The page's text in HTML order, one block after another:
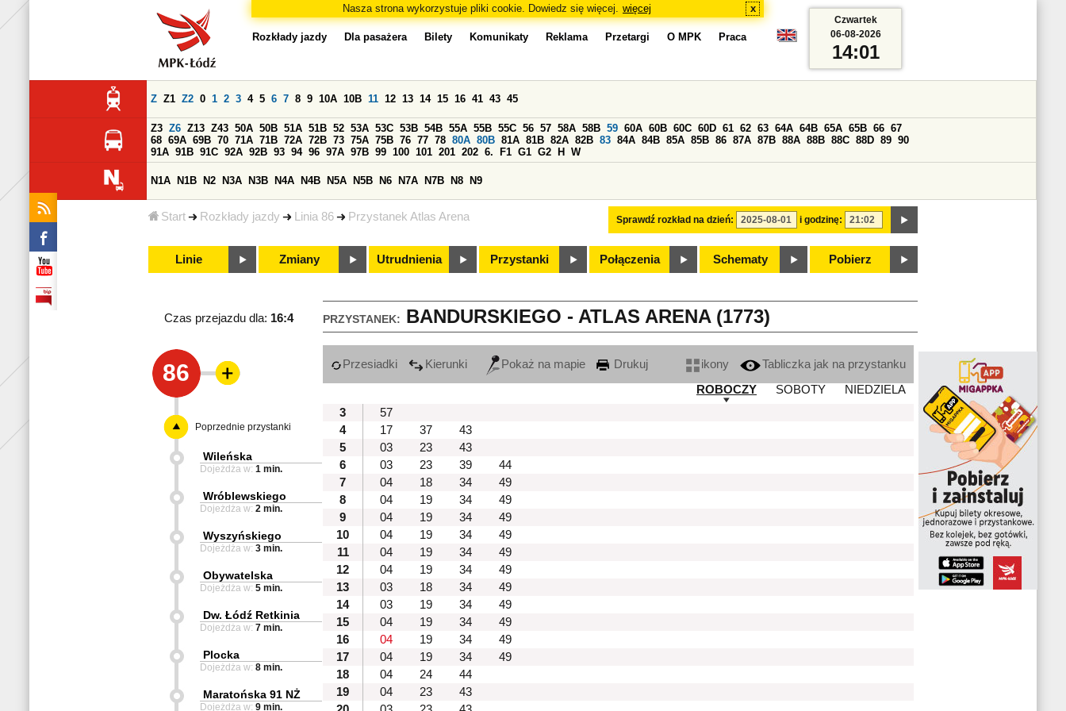
Nasza strona wykorzystuje pliki cookie. Dowiedz się więcej. więcej x
Start Rozkłady jazdy Linia 86 Przystanek Atlas Arena
Rozkłady jazdy Dla pasażera Bilety Komunikaty Reklama Przetargi O MPK Praca
Sprawdź rozkład na dzień: i godzinę:
Z Z1 Z2 0 1 2 3 4 5 6 7 8 9 10A 10B 11 12 13 14 15 16 41 43 45
Z3 Z6 Z13 Z43 50A 50B 51A 51B 52 53A 53C 53B 54B 55A 55B 55C 56 57 58A 58B 59 60A 60B 60C 60D 61 62 63 64A 64B 65A 65B 66 67
68 69A 69B 70 71A 71B 72A 72B 73 75A 75B 76 77 78 80A 80B 81A 81B 82A 82B 83 84A 84B 85A 85B 86 87A 87B 88A 88B 88C 88D 89 90
91A 91B 91C 92A 92B 93 94 96 97A 97B 99 100 101 201 202 6. F1 G1 G2 H W
N1A N1B N2 N3A N3B N4A N4B N5A N5B N6 N7A N7B N8 N9
Linie Zmiany Utrudnienia Przystanki Połączenia Schematy Pobierz
Czwartek
06-08-2026
14:01
PRZYSTANEK: BANDURSKIEGO - ATLAS ARENA (1773)
Czas przejazdu dla: 16:4
86 Przesiadki Kierunki Pokaż na mapie Drukuj ikony
Tabliczka jak na przystanku
ROBOCZY
SOBOTY
NIEDZIELA
3
57
4
17 37
43
5
03 23
43
6
03 23 39
44
7
04 18 34
49
8
04 19 34
49
9
04 19 34
49
10
04 19 34
49
11
04 19 34
49
12
04 19 34
49
13
03 18 34
49
14
03 19 34
49
15
04 19 34
49
16
04 19 34
49
17
04 19 34
49
18
04 24
44
19
04 23
43
Poprzednie przystanki
Wileńska
Dojeżdża w: 1 min.
Wróblewskiego
Dojeżdża w: 2 min.
Wyszyńskiego
Dojeżdża w: 3 min.
Obywatelska
Dojeżdża w: 5 min.
Dw. Łódź Retkinia
Dojeżdża w: 7 min.
Plocka
Dojeżdża w: 8 min.
Maratońska 91 NŻ
Dojeżdża w: 9 min.